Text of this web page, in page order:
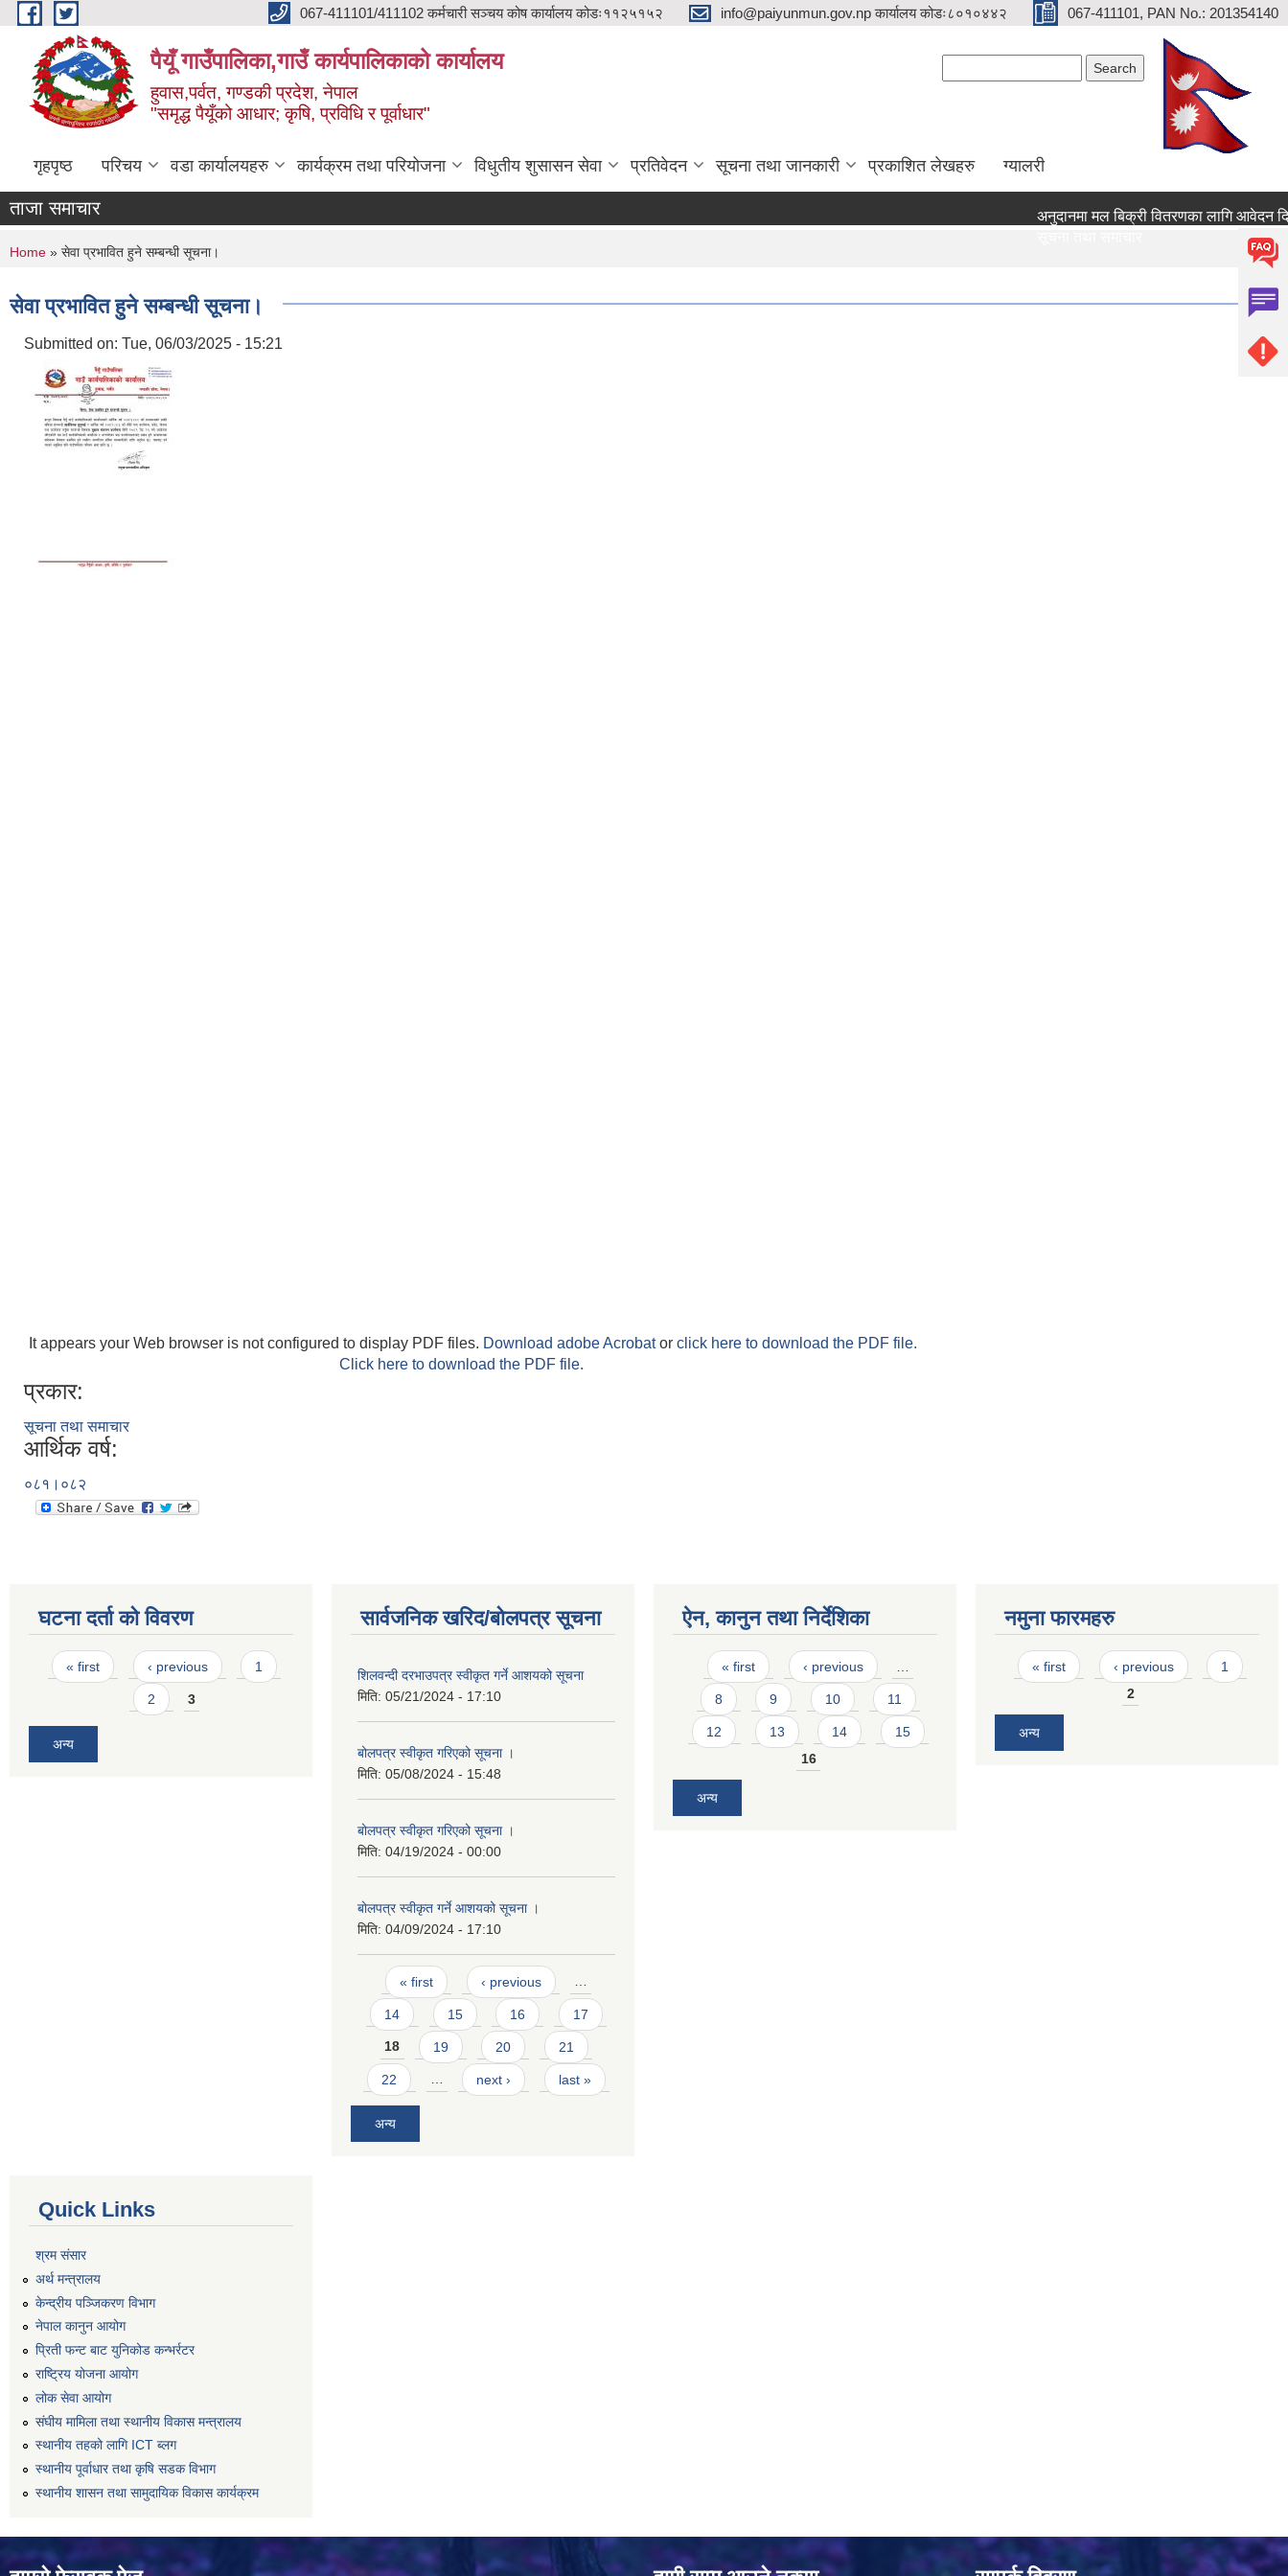
Skip to main content 067-411101/411102 कर्मचारी सञ्चय कोष कार्यालय कोडः११२५१५२ info@paiyunmun.gov.np कार्यालय कोडः८०१०४४२ 067-411101, PAN No.: 201354140
पैयूँ गाउँपालिका,गाउँ कार्यपालिकाको कार्यालय
हुवास,पर्वत, गण्डकी प्रदेश, नेपाल
"समृद्ध पैयूँको आधार; कृषि, प्रविधि र पूर्वाधार"
गृहपृष्ठ परिचय वडा कार्यालयहरु कार्यक्रम तथा परियोजना विधुतीय शुसासन सेवा प्रतिवेदन सूचना तथा जानकारी प्रकाशित लेखहरु ग्यालरी
ताजा समाचार
अनुदानमा मल बिक्री वितरणका लागि आवेदन दिने
You are here
Home » सेवा प्रभावित हुने सम्बन्धी सूचना।
सेवा प्रभावित हुने सम्बन्धी सूचना।
Submitted on: Tue, 06/03/2025 - 15:21
It appears your Web browser is not configured to display PDF files. Download adobe Acrobator click here to download the PDF file.
Click here to download the PDF file.
प्रकार:
सूचना तथा समाचार
आर्थिक वर्ष:
०८१।०८२
घटना दर्ता को विवरण
Pages
« first ‹ previous 1
2 3
अन्य
सार्वजनिक खरिद/बोलपत्र सूचना
शिलवन्दी दरभाउपत्र स्वीकृत गर्ने आशयको सूचना
मिति: 05/21/2024 - 17:10
बोलपत्र स्वीकृत गरिएको सूचना ।
मिति: 05/08/2024 - 15:48
बोलपत्र स्वीकृत गरिएको सूचना ।
मिति: 04/19/2024 - 00:00
बोलपत्र स्वीकृत गर्ने आशयको सूचना ।
मिति: 04/09/2024 - 17:10
Pages
« first ‹ previous …
14 15 16 17
18 19 20 21
22 … next › last »
अन्य
ऐन, कानुन तथा निर्देशिका
Pages
« first ‹ previous
8 9 10 11
12 13 14
15
16
अन्य
नमुना फारमहरु
Pages
« first ‹ previous
1
2
अन्य
Quick Links
श्रम संसार
अर्थ मन्त्रालय
केन्द्रीय पञ्जिकरण विभाग
नेपाल कानुन आयोग
प्रिती फन्ट बाट युनिकोड कन्भर्रटर
राष्ट्रिय योजना आयोग
लोक सेवा आयोग
संघीय मामिला तथा स्थानीय विकास मन्त्रालय
स्थानीय तहको लागि ICT ब्लग
स्थानीय पूर्वाधार तथा कृषि सडक विभाग
स्थानीय शासन तथा सामुदायिक विकास कार्यक्रम